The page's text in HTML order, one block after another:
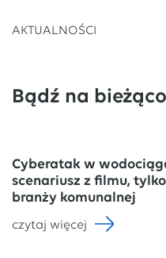
AKTUALNOŚCI
Bądź na
Cyberatak w
scenariusz z filmu,
branży komunalnej
czytaj więcej